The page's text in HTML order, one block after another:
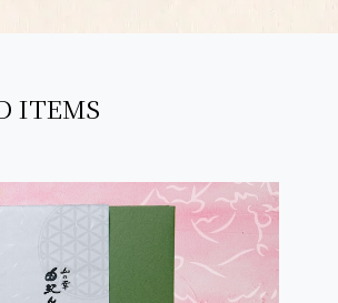
ITEMS